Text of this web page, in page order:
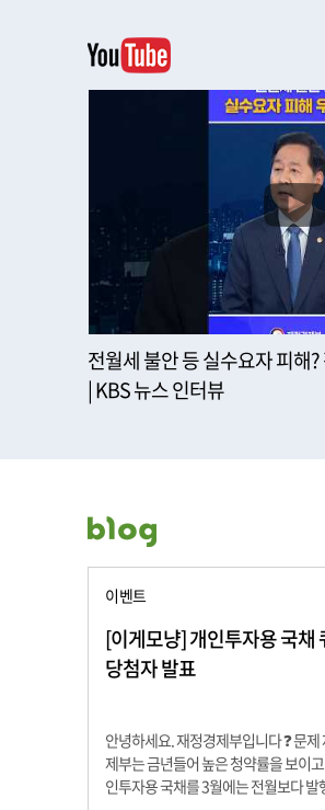
전월세 불안 등 실수요자 피해
| KBS 뉴스 인터뷰
이벤트
[이게모냥] 개인투자용 국채
당첨자 발표
안녕하세요. 재정경제부입니다 ❓ 문제
제부는 금년들어 높은 청약률을 보이
인투자용 국채를 3월에는 전월보다 발